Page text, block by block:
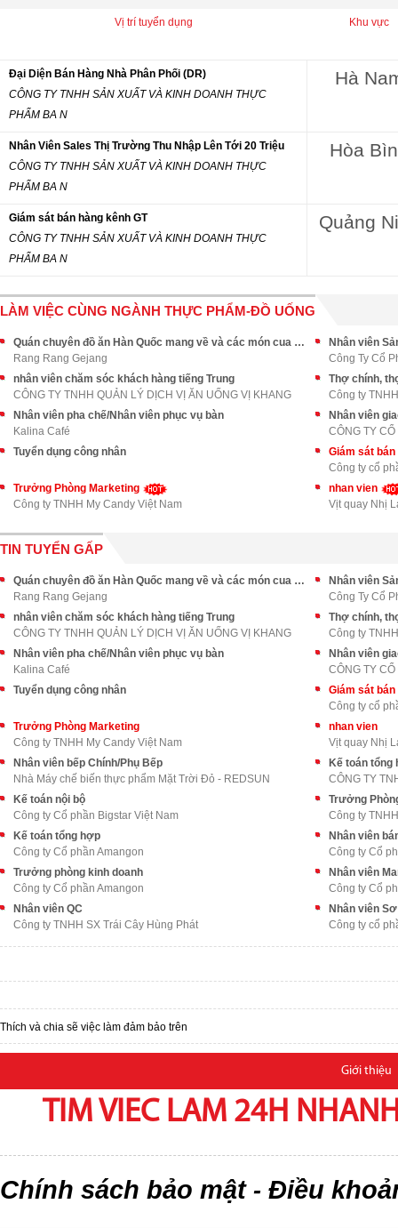
Vị trí tuyển dụng Khu vực
Đại Diện Bán Hàng Nhà Phân Phối (DR)
CÔNG TY TNHH SẢN XUẤT VÀ KINH DOANH THỰC
PHẨM BA N
Hà
Nhân Viên Sales Thị Trường Thu Nhập Lên Tới 20 Triệu
CÔNG TY TNHH SẢN XUẤT VÀ KINH DOANH THỰC
PHẨM BA N
Hòa
Giám sát bán hàng kênh GT
CÔNG TY TNHH SẢN XUẤT VÀ KINH DOANH THỰC
PHẨM BA N
Quảng
LÀM VIỆC CÙNG NGÀNH THỰC PHẨM-ĐỒ UỐNG
Quán chuyên đồ ăn Hàn Quốc mang về và các món cua Hàn Quốc,
Rang Rang Gejang
Nhân viên
Công Ty Cổ
nhân viên chăm sóc khách hàng tiếng Trung
CÔNG TY TNHH QUẢN LÝ DỊCH VỊ ĂN UỐNG VỊ KHANG
Thợ chính,
Công ty
Nhân viên pha chế/Nhân viên phục vụ bàn
Kalina Café
Nhân viên
CÔNG TY
Tuyển dụng công nhân
Giám sát
Công ty cổ
Trưởng Phòng Marketing
Công ty TNHH My Candy Việt Nam
nhan vien
Vịt quay Nhị
TIN TUYỂN GẤP
Quán chuyên đồ ăn Hàn Quốc mang về và các món cua Hàn Quốc,
Rang Rang Gejang
Nhân viên
Công Ty Cổ
nhân viên chăm sóc khách hàng tiếng Trung
CÔNG TY TNHH QUẢN LÝ DỊCH VỊ ĂN UỐNG VỊ KHANG
Thợ chính,
Công ty
Nhân viên pha chế/Nhân viên phục vụ bàn
Kalina Café
Nhân viên
CÔNG TY
Tuyển dụng công nhân
Giám sát bán
Công ty cổ
Trưởng Phòng Marketing
Công ty TNHH My Candy Việt Nam
nhan vien
Vịt quay Nhị
Nhân viên bếp Chính/Phụ Bếp
Nhà Máy chế biến thực phẩm Mặt Trời Đỏ - REDSUN
Kế toán tổng
CÔNG TY
Kế toán nội bộ
Công ty Cổ phần Bigstar Việt Nam
Trưởng
Công ty
Kế toán tổng hợp
Công ty Cổ phần Amangon
Nhân viên
Công ty Cổ
Trưởng phòng kinh doanh
Công ty Cổ phần Amangon
Nhân viên
Công ty Cổ
Nhân viên QC
Công ty TNHH SX Trái Cây Hùng Phát
Nhân viên
Công ty cổ
Thích và chia sẽ việc làm đảm bảo trên
Giới thiệu
TIM VIEC LAM 24H
Chính sách bảo mật- Điều